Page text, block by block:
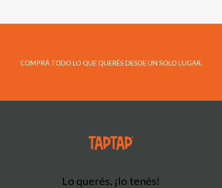
COMPRÁ TODO LO QUE QUERÉS DESDE UN SOLO LUGAR.
Lo querés, ¡lo tenés!